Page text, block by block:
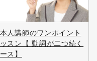
人講師のワンポイント
スン【 動詞が二つ続く
ス】